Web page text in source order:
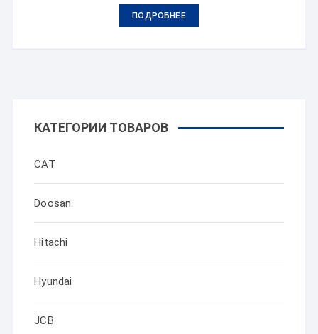
ПОДРОБНЕЕ
КАТЕГОРИИ ТОВАРОВ
CAT
Doosan
Hitachi
Hyundai
JCB